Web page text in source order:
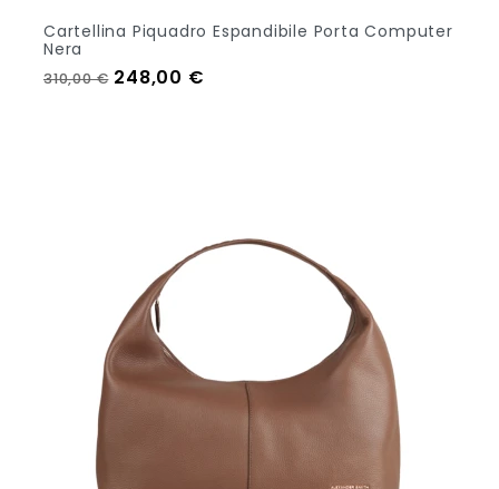
Cartellina Piquadro Espandibile Porta Computer
Nera
Prezzo regolare
310,00 € Prezzo
248,00 €